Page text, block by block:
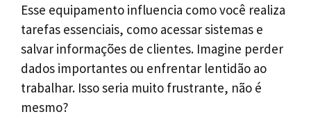
Esse equipamento influencia como você realiza
tarefas essenciais, como acessar sistemas e
salvar informações de clientes. Imagine perder
dados importantes ou enfrentar lentidão ao
trabalhar. Isso seria muito frustrante, não é
mesmo?